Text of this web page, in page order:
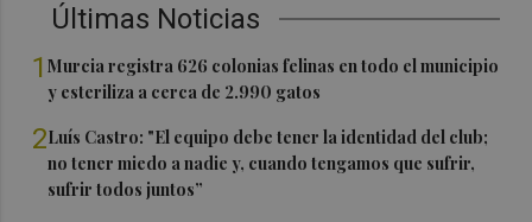
Últimas Noticias
1Murcia registra 626 colonias felinas en todo el municipio
y esteriliza a cerca de 2.990 gatos
2Luís Castro: "El equipo debe tener la identidad del club;
no tener miedo a nadie y, cuando tengamos que sufrir,
sufrir todos juntos”